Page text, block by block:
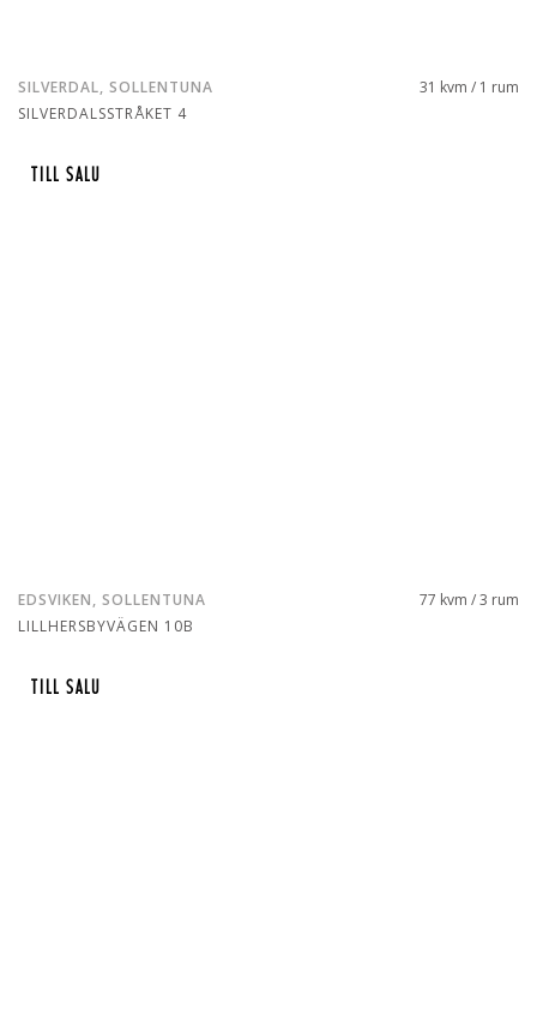
SILVERDAL, SOLLENTUNA
SILVERDALSSTRÅKET 4
31 kvm / 1 rum
TILL SALU
EDSVIKEN, SOLLENTUNA
LILLHERSBYVÄGEN 10B
77 kvm / 3 rum
TILL SALU